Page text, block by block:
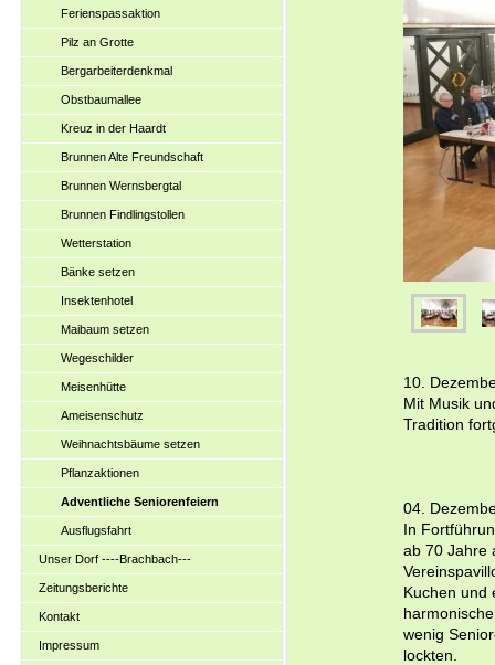
Ferienspassaktion
Pilz an Grotte
Bergarbeiterdenkmal
Obstbaumallee
Kreuz in der Haardt
Brunnen Alte Freundschaft
Brunnen Wernsbergtal
Brunnen Findlingstollen
Wetterstation
Bänke setzen
Insektenhotel
Maibaum setzen
Wegeschilder
Meisenhütte
Ameisenschutz
Weihnachtsbäume setzen
Pflanzaktionen
Adventliche Seniorenfeiern
Ausflugsfahrt
Unser Dorf ----Brachbach---
Zeitungsberichte
Kontakt
Impressum
10.
Mit Musik
Tradition
04.
In
ab 70 Jahre
Kuchen und
wenig
lockten.